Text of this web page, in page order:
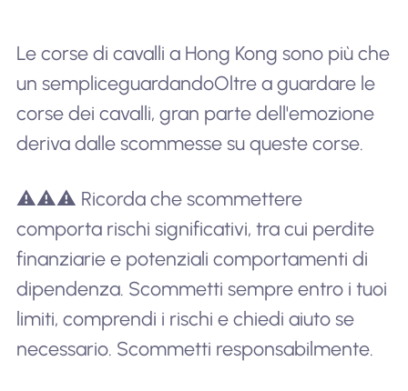
Le corse di cavalli a Hong Kong sono più che
un sempliceguardandoOltre a guardare le
corse dei cavalli, gran parte dell'emozione
deriva dalle scommesse su queste corse.
⚠️⚠️⚠️ Ricorda che scommettere
comporta rischi significativi, tra cui perdite
finanziarie e potenziali comportamenti di
dipendenza. Scommetti sempre entro i tuoi
limiti, comprendi i rischi e chiedi aiuto se
necessario. Scommetti responsabilmente.